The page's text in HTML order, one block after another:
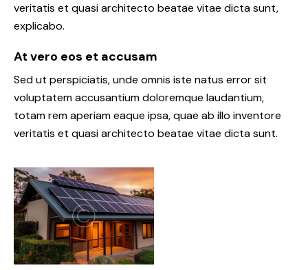
veritatis et quasi architecto beatae vitae dicta sunt,
explicabo.
At vero eos et accusam
Sed ut perspiciatis, unde omnis iste natus error sit
voluptatem accusantium doloremque laudantium,
totam rem aperiam eaque ipsa, quae ab illo inventore
veritatis et quasi architecto beatae vitae dicta sunt.